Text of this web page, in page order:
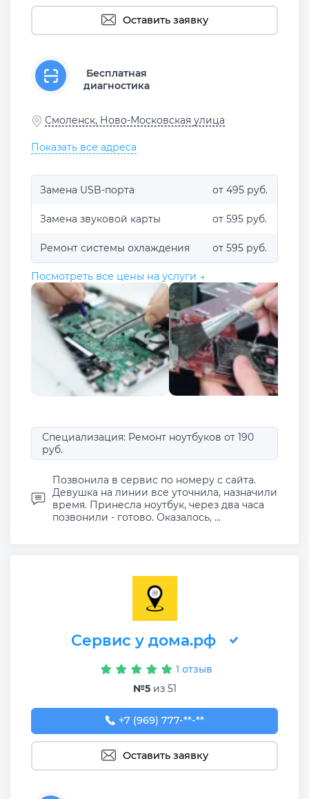
Оставить заявку
Бесплатная
диагностика
Смоленск, Ново-Московская улица
Показать все адреса
Замена USB-порта от 495 руб.
Замена звуковой карты от 595 руб.
Ремонт системы охлаждения от 595 руб.
Посмотреть все цены на услуги →
Специализация: Ремонт ноутбуков от 190
руб.
Позвонила в сервис по номеру с сайта.
Девушка на линии все уточнила, назначили
время. Принесла ноутбук, через два часа
позвонили - готово. Оказалось, ...
Сервис у дома.рф
1 отзыв
№5из 51
+7 (969) 777-50-55
+7 (969) 777-**-**
Оставить заявку